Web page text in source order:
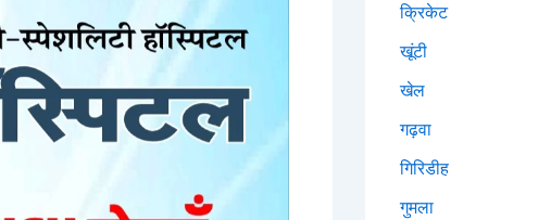
क्रिकेट
खूंटी
खेल
गढ़वा
गिरिडीह
गुमला